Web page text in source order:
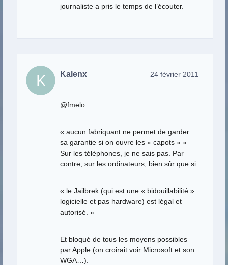
journaliste a pris le temps de l’écouter.
Kalenx 24 février 2011
@fmelo
« aucun fabriquant ne permet de garder
sa garantie si on ouvre les « capots » »
Sur les téléphones, je ne sais pas. Par
contre, sur les ordinateurs, bien sûr que si.
« le Jailbrek (qui est une « bidouillabilité »
logicielle et pas hardware) est légal et
autorisé. »
Et bloqué de tous les moyens possibles
par Apple (on croirait voir Microsoft et son
WGA…).